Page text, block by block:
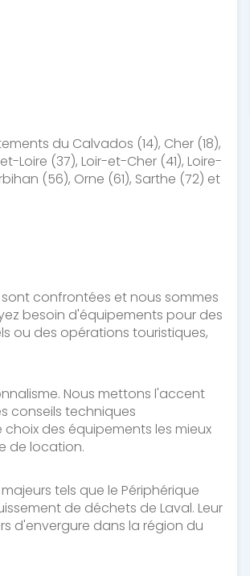
du Calvados (14), Cher (18),
Loire (37), Loir-et-Cher (41), Loire-
(56), Orne (61), Sarthe (72) et
confrontées et nous sommes
besoin d'équipements pour des
ou des opérations touristiques,
Nous mettons l'accent
conseils techniques
des équipements les mieux
de location.
tels que le Périphérique
de déchets de Laval. Leur
d'envergure dans la région du